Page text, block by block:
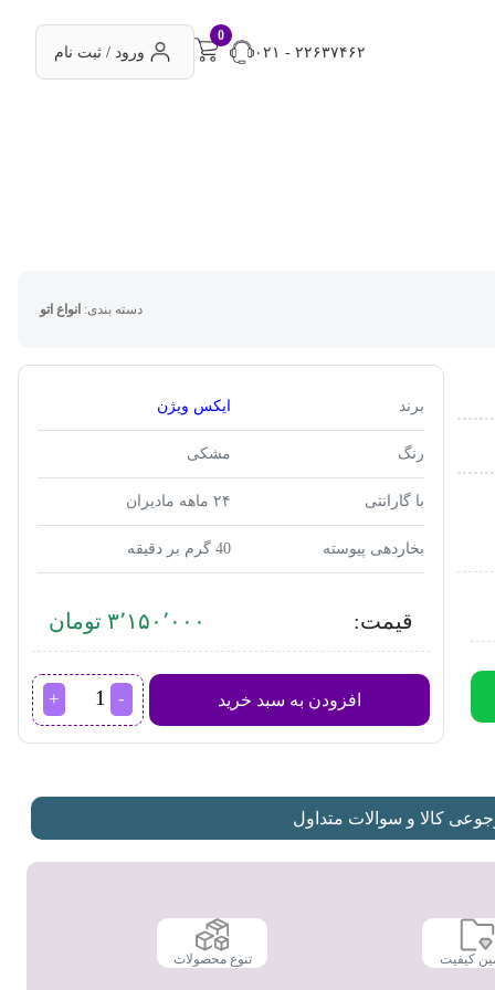
۰۲۱ - ۲۲۶۳۷۴۶۲
0
ورود / ثبت نام
دسته بندی: انواع اتو
برند ایکس ویژن
رنگ مشکی
با گارانتی ۲۴ ماهه مادیران
بخاردهی پیوسته 40 گرم بر دقیقه
قیمت: ۳٬۱۵۰٬۰۰۰ تومان
افزودن به سبد خرید
اتو
بخار
SI4032
کالا و سوالات متداول
کیفیت تنوع محصولات